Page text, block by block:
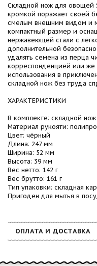
Складной нож для овощей
кромкой поражает своей
смелым внешним видом и
компактный размер и
нержавеющей стали с
дополнительной
удалять семена из перца
корреспонденцией или же
использования в
складной нож без труда
ХАРАКТЕРИСТИКИ
В комплекте: складной
Материал рукояти:
Цвет: чёрный
Длина: 247 мм
Ширина: 52 мм
Высота: 39 мм
Вес нетто: 142 г
Вес брутто: 161 г
Тип упаковки: складная
Пригоден для мытья в
ОПЛАТА И ДОСТАВКА